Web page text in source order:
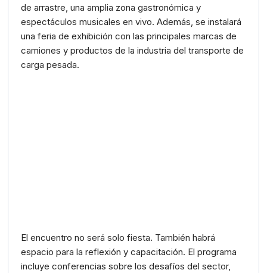
de arrastre, una amplia zona gastronómica y
espectáculos musicales en vivo. Además, se instalará
una feria de exhibición con las principales marcas de
camiones y productos de la industria del transporte de
carga pesada.
El encuentro no será solo fiesta. También habrá
espacio para la reflexión y capacitación. El programa
incluye conferencias sobre los desafíos del sector,